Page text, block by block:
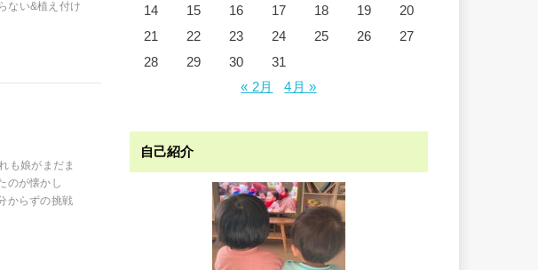
ない&植え付け
も娘がまだま
のが懐かし
からずの挑戦
14
15 16 17 18 19
20
21
22 23 24 25 26
27
28
29 30
31
« 2月
4月 »
自己紹介